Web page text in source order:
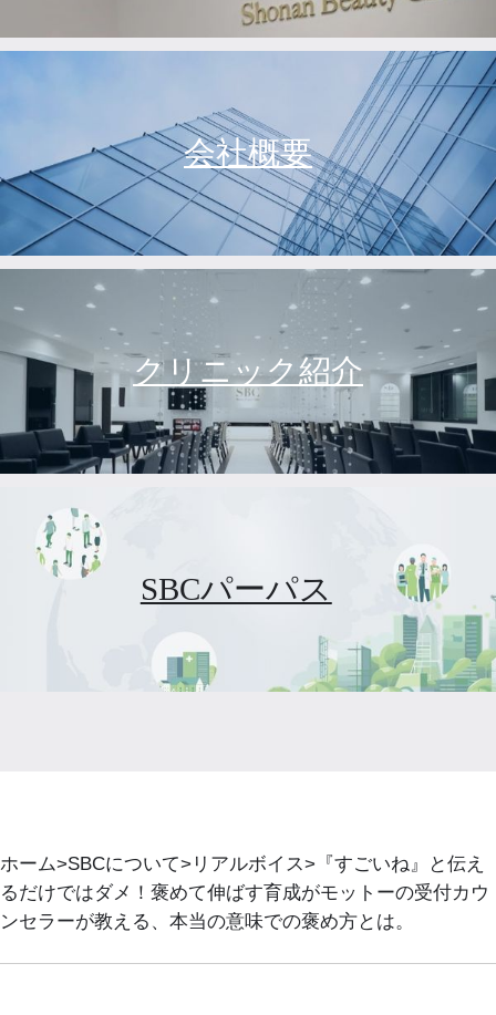
会社概要
クリニック紹介
SBCパーパス
ホーム SBCについて リアルボイス
『すごいね』と伝え
るだけではダメ！褒めて伸ばす育成がモットーの受付カウ
ンセラーが教える、本当の意味での褒め方とは。